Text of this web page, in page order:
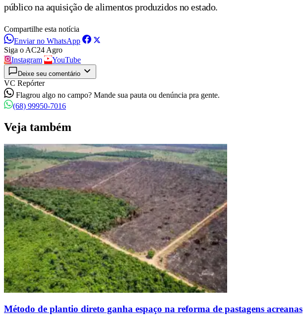
público na aquisição de alimentos produzidos no estado.
Compartilhe esta notícia
Enviar no WhatsApp
Siga o AC24 Agro
Instagram
YouTube
Deixe seu comentário
VC Repórter
Flagrou algo no campo? Mande sua pauta ou denúncia pra gente.
(68) 99950-7016
Veja também
Método de plantio direto ganha espaço na reforma de pastagens acreanas